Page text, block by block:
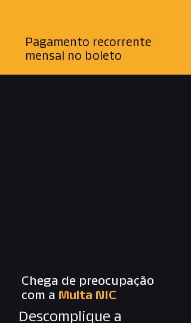
Pagamento recorrente
mensal no boleto
Chega de preocupação
com a Multa NIC
Descomplique a